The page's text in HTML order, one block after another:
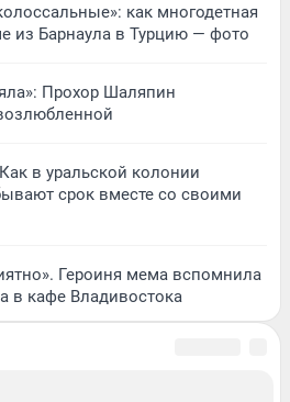
как многодетная
из Барнаула в Турцию — фото
Прохор Шаляпин
в уральской колонии
срок вместе со своими
Героиня мема вспомнила
в кафе Владивостока